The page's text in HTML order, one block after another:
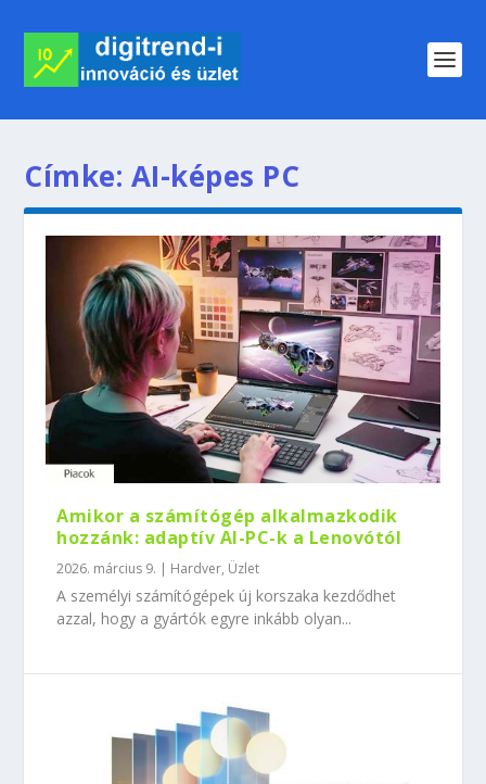
Címke: AI-képes PC
Amikor a számítógép alkalmazkodik
hozzánk: adaptív AI-PC-k a Lenovótól
2026. március 9. | Hardver, Üzlet
A személyi számítógépek új korszaka kezdődhet
azzal, hogy a gyártók egyre inkább olyan...